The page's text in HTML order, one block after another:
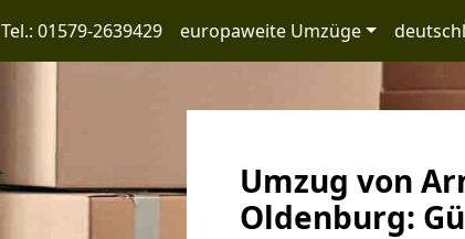
Tel.: 01579-2639429 europaweite Umzüge
Umzug von
Oldenburg: